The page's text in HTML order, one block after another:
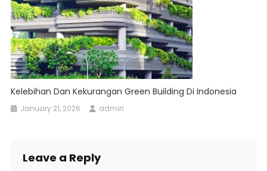
Kelebihan Dan Kekurangan Green Building Di Indonesia
January 21, 2026 admin
Leave a Reply